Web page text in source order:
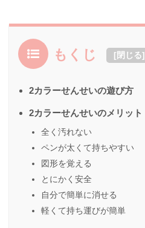
もくじ [閉じる]
2カラーせんせいの遊び方
2カラーせんせいのメリット
全く汚れない
ペンが太くて持ちやすい
図形を覚える
とにかく安全
自分で簡単に消せる
軽くて持ち運びが簡単